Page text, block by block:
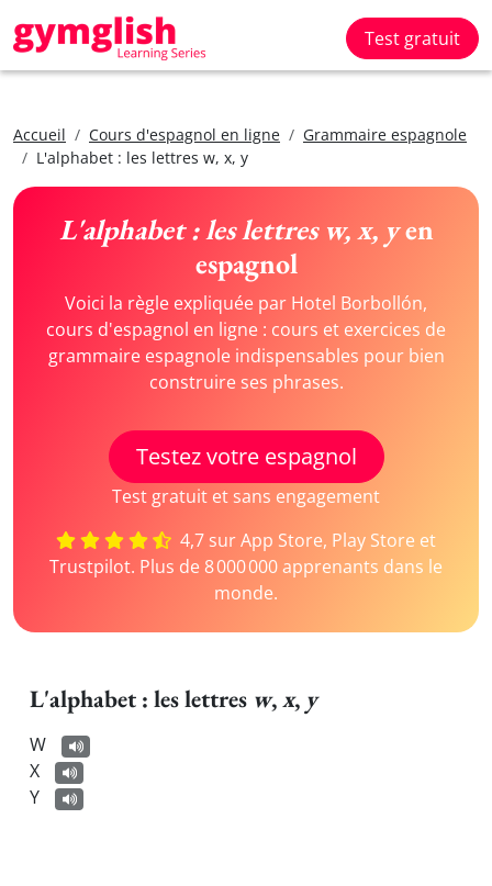
Test gratuit
Accueil Cours d'espagnol en ligne
Grammaire espagnole
L'alphabet : les lettres w, x, y
L'alphabet : les lettres w, x, yen
espagnol
Voici la règle expliquée par Hotel Borbollón,
cours d'espagnol en ligne : cours et exercices de
grammaire espagnole indispensables pour bien
construire ses phrases.
Testez votre espagnol
Test gratuit et sans engagement
4,7 sur App Store, Play Store et
Trustpilot. Plus de 8 000 000 apprenants dans le
monde.
L'alphabet : les lettres w,x, y
W
X
Y